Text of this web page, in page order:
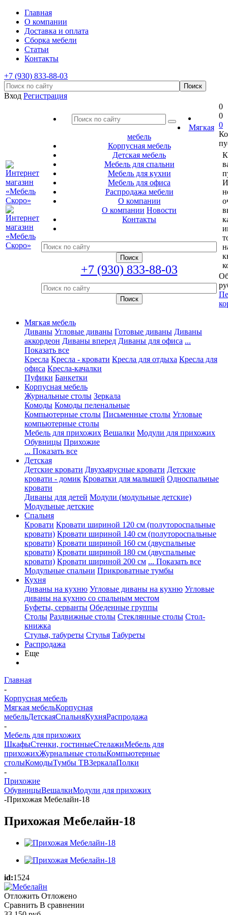
Главная
О компании
Доставка и оплата
Сборка мебели
Статьи
Контакты
+7 (930) 833-88-03
Вход Регистрация
Мягкая
мебель
Корпусная мебель
Детская мебель
Мебель для спальни
Мебель для кухни
Мебель для офиса
Распродажа мебели
О компании
О компании Новости
Контакты
+7 (930) 833-88-03
0
0
0
Мягкая мебель
Диваны Угловые диваны Готовые диваны Диваны
аккордеон Диваны вперед Диваны для офиса ...
Показать все
Кресла Кресла - кровати Кресла для отдыха Кресла для
офиса Кресла-качалки
Пуфики Банкетки
Корпусная мебель
Журнальные столы Зеркала
Комоды Комоды пеленальные
Компьютерные столы Письменные столы Угловые
компьютерные столы
Мебель для прихожих Вешалки Модули для прихожих
Обувницы Прихожие
... Показать все
Детская
Детские кровати Двухъярусные кровати Детские
кровати - домик Кроватки для малышей Односпальные
кровати
Диваны для детей Модули (модульные детские)
Модульные детские
Спальня
Кровати Кровати шириной 120 см (полутороспальные
кровати) Кровати шириной 140 см (полутороспальные
кровати) Кровати шириной 160 см (двуспальные
кровати) Кровати шириной 180 см (двуспальные
кровати) Кровати шириной 200 см ... Показать все
Модульные спальни Прикроватные тумбы
Кухня
Диваны на кухню Угловые диваны на кухню Угловые
диваны на кухню со спальным местом
Буфеты, серванты Обеденные группы
Столы Раздвижные столы Стеклянные столы Стол-
книжка
Стулья, табуреты Стулья Табуреты
Распродажа
Еще
Главная
-
Корпусная мебель
Мягкая мебельКорпусная
мебельДетскаяСпальняКухняРаспродажа
-
Мебель для прихожих
ШкафыСтенки, гостиныеСтелажиМебель для
прихожихЖурнальные столыКомпьютерные
столыКомодыТумбы ТВЗеркалаПолки
-
Прихожие
ОбувницыВешалкиМодули для прихожих
-Прихожая Мебелайн-18
Прихожая Мебелайн-18
id:1524
Отложить Отложено
Сравнить В сравнении